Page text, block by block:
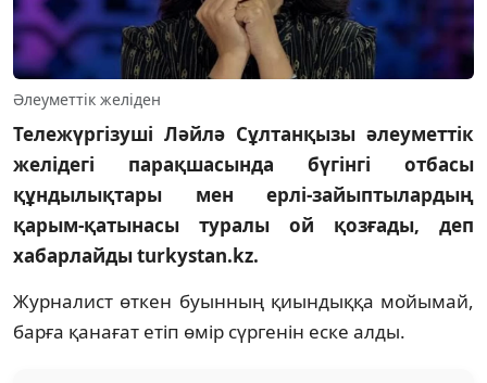
Әлеуметтік желіден
Тележүргізуші Ләйлә Сұлтанқызы әлеуметтік
желідегі парақшасында бүгінгі отбасы
құндылықтары мен ерлі-зайыптылардың
қарым-қатынасы туралы ой қозғады, деп
хабарлайды turkystan.kz.
Журналист өткен буынның қиындыққа мойымай,
барға қанағат етіп өмір сүргенін еске алды.